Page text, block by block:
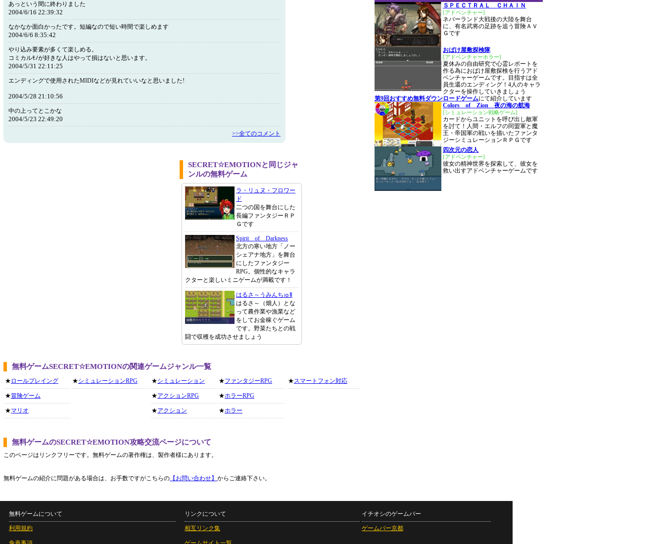
あっという間に終わりました
2004/6/16 22:39:32
なかなか面白かったです。短編なので短い時間で楽しめます
2004/6/6 8:35:42
やり込み要素が多くて楽しめる。
コミカルﾓﾉが好きな人はやって損はないと思います。
2004/5/31 22:11:25
エンディングで使用されたMIDIなどが見れていいなと思いました!
2004/5/28 21:10:56
中の上ってとこかな
2004/5/23 22:49:20
>>全てのコメント
SECRET☆EMOTIONと同じジャ
ンルの無料ゲーム
ラ・リュヌ・フロワー
ド
二つの国を舞台にした
長編ファンタジーＲＰ
Ｇです
Spirit of Darkness
北方の寒い地方「ノー
シェアナ地方」を舞台
にしたファンタジー
RPG。個性的なキャラ
クターと楽しいミニゲームが満載です！
はるさ～うみんちゅⅡ
はるさ～（畑人）とな
って農作業や漁業など
をしてお金稼ぐゲーム
です。野菜たちとの戦
闘で収穫を成功させましょう
無料ゲームSECRET☆EMOTIONの関連ゲームジャンル一覧
★ ロールプレイング
★冒険ゲーム
★マリオ
★シミュレーションRPG ★シミュレーション
★アクションRPG
★アクション
★ファンタジーRPG
★ホラーRPG
★ホラー
★スマートフォン対応
無料ゲームのSECRET☆EMOTION攻略交流ページについて
このページはリンクフリーです。無料ゲームの著作権は、製作者様にあります。
無料ゲームの紹介に問題がある場合は、お手数ですがこちらの 【お問い合わせ】 からご連絡下さい。
ＳＰＥＣＴＲＡＬ ＣＨＡＩＮ
[アドベンチャー]
ネバーランド大戦後の大陸を舞台
に、有名武将の足跡を追う冒険ＡＶ
Ｇです
おばけ屋敷探検隊
[アドベンチャーホラー]
夏休みの自由研究で心霊レポートを
作る為におばけ屋敷探検を行うアド
ベンチャーゲームです。目指すは全
員生還のエンディング！4人のキャラ
クターを操作していきましょう
第9回おすすめ無料ダウンロードゲームにて紹介しています
Colors of Zion 夜の海の航海
[シミュレーション戦略ゲーム]
カードからユニットを呼び出し敵軍
を討て！人間・エルフの同盟軍と魔
王・帝国軍の戦いを描いたファンタ
ジーシミュレーションＲＰＧです
四次元の恋人
[アドベンチャー]
彼女の精神世界を探索して、彼女を
救い出すアドベンチャーゲームです
無料ゲームについて
利用規約
リンクについて
相互リンク集
イチオシのゲームバー
ゲームバー京都